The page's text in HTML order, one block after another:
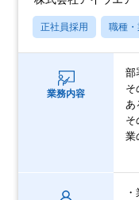
正社員採用 職種
業務内容
部
そ
あ
そ
業